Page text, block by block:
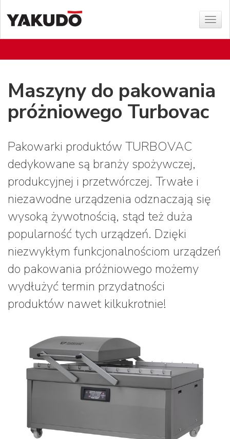
menu
Maszyny do pakowania
próżniowego Turbovac
Pakowarki produktów TURBOVAC
dedykowane są branży spożywczej,
produkcyjnej i przetwórczej. Trwałe i
niezawodne urządzenia odznaczają się
wysoką żywotnością, stąd też duża
popularność tych urządzeń. Dzięki
niezwykłym funkcjonalnościom urządzeń
do pakowania próżniowego możemy
wydłużyć termin przydatności
produktów nawet kilkukrotnie!